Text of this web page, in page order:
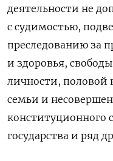
деятельности не
с судимостью,
преследованию за
и здоровья,
личности, половой
семьи и
конституционного
государства и ряд